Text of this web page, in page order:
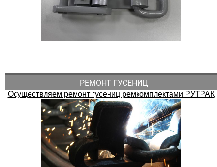
РЕМОНТ ГУСЕНИЦ
Осуществляем ремонт гусениц ремкомплектами РУТРАК